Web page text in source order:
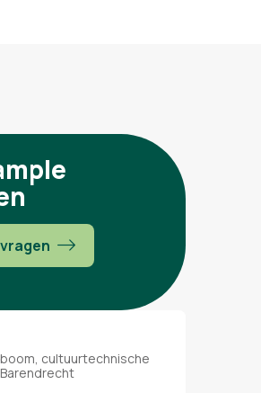
cultuurtechnische